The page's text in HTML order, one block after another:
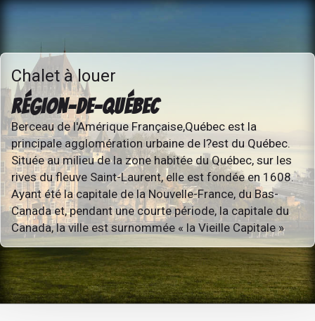
Chalet à louer
RÉGION-DE-QUÉBEC
Berceau de l'Amérique Française,Québec est la
principale agglomération urbaine de l?est du Québec.
Située au milieu de la zone habitée du Québec, sur les
rives du fleuve Saint-Laurent, elle est fondée en 1608.
Ayant été la capitale de la Nouvelle-France, du Bas-
Canada et, pendant une courte période, la capitale du
Canada, la ville est surnommée « la Vieille Capitale »